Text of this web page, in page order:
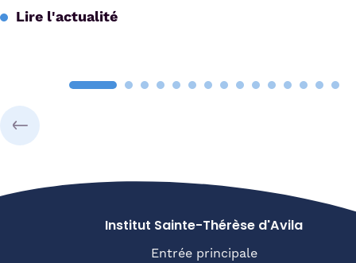
Lire l'actualité
Institut Sainte-Thérèse d'Avila
Entrée principale